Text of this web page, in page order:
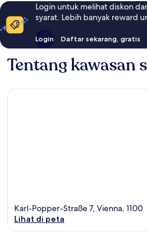
Login untuk melihat diskon
syarat. Lebih banyak reward
Login Daftar sekarang, gratis
Tentang kawasan
Karl-Popper-Straße 7, Vienna, 1100
Lihat di peta